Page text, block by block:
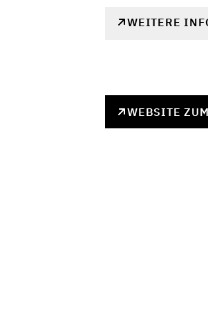
WEITERE
WEBSITE